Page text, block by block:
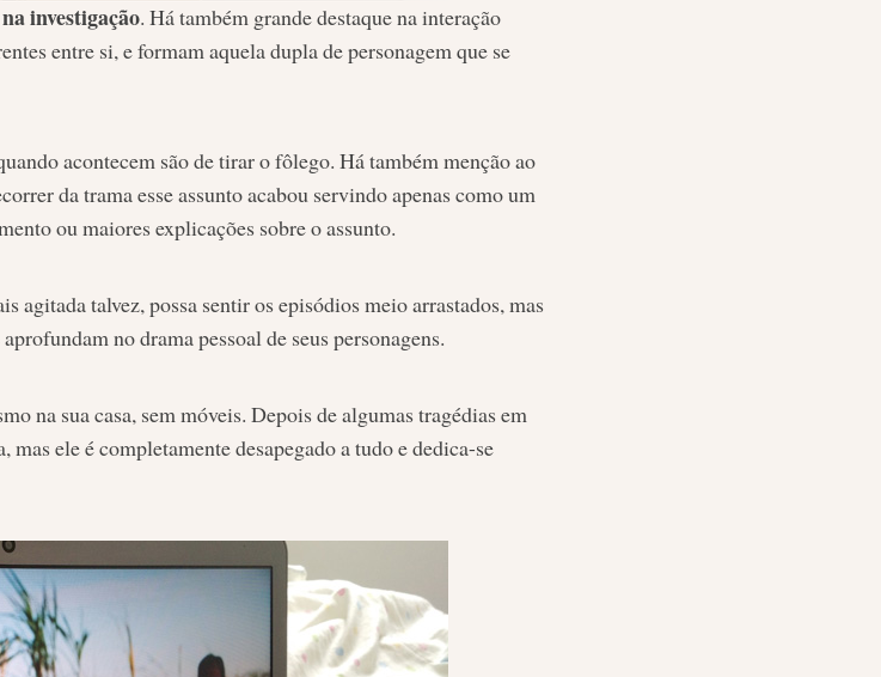
investigação. Há também grande destaque na interação
entre si, e formam aquela dupla de personagem que se
acontecem são de tirar o fôlego. Há também menção ao
da trama esse assunto acabou servindo apenas como um
ou maiores explicações sobre o assunto.
agitada talvez, possa sentir os episódios meio arrastados, mas
no drama pessoal de seus personagens.
na sua casa, sem móveis. Depois de algumas tragédias em
mas ele é completamente desapegado a tudo e dedica-se